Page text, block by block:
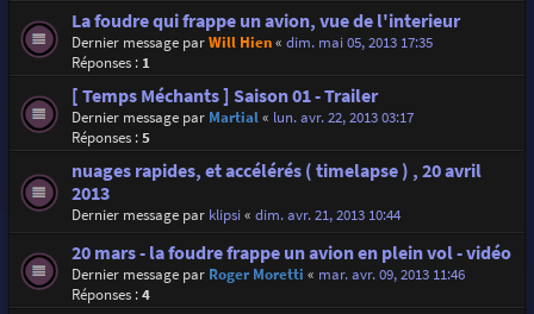
La foudre qui frappe un avion, vue de l'interieur
Dernier message parWill Hien« dim. mai 05, 2013 17:35
Réponses : 1
[ Temps Méchants ] Saison 01 - Trailer
Dernier message par Martial« lun. avr. 22, 2013 03:17
Réponses :5
nuages rapides, et accélérés ( timelapse ) , 20 avril
2013
Dernier message par klipsi« dim. avr. 21, 2013 10:44
20 mars - la foudre frappe un avion en plein vol - vidéo
Dernier message par Roger Moretti « mar. avr. 09, 2013 11:46
Réponses :4